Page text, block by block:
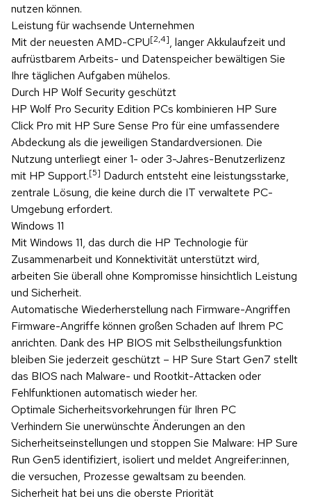
nutzen können.
Leistung für wachsende Unternehmen
Mit der neuesten AMD-CPU[2,4], langer Akkulaufzeit und
aufrüstbarem Arbeits- und Datenspeicher bewältigen Sie
Ihre täglichen Aufgaben mühelos.
Durch HP Wolf Security geschützt
HP Wolf Pro Security Edition PCs kombinieren HP Sure
Click Pro mit HP Sure Sense Pro für eine umfassendere
Abdeckung als die jeweiligen Standardversionen. Die
Nutzung unterliegt einer 1- oder 3-Jahres-Benutzerlizenz
mit HP Support.[5] Dadurch entsteht eine leistungsstarke,
zentrale Lösung, die keine durch die IT verwaltete PC-
Umgebung erfordert.
Windows 11
Mit Windows 11, das durch die HP Technologie für
Zusammenarbeit und Konnektivität unterstützt wird,
arbeiten Sie überall ohne Kompromisse hinsichtlich Leistung
und Sicherheit.
Automatische Wiederherstellung nach Firmware-Angriffen
Firmware-Angriffe können großen Schaden auf Ihrem PC
anrichten. Dank des HP BIOS mit Selbstheilungsfunktion
bleiben Sie jederzeit geschützt – HP Sure Start Gen7 stellt
das BIOS nach Malware- und Rootkit-Attacken oder
Fehlfunktionen automatisch wieder her.
Optimale Sicherheitsvorkehrungen für Ihren PC
Verhindern Sie unerwünschte Änderungen an den
Sicherheitseinstellungen und stoppen Sie Malware: HP Sure
Run Gen5 identifiziert, isoliert und meldet Angreifer:innen,
die versuchen, Prozesse gewaltsam zu beenden.
Sicherheit hat bei uns die oberste Priorität